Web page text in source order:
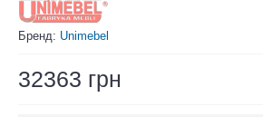
Бренд: Unimebel
32363 грн